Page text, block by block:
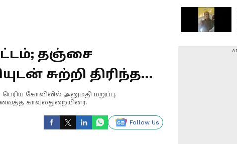
தஞ்சை
சுற்றி திரிந்த
- போலீஸ் எச்சரிகை
கோவிலில் அனுமதி மறுப்பு.
வைத்த காவல்துறையினர்.
Follow Us